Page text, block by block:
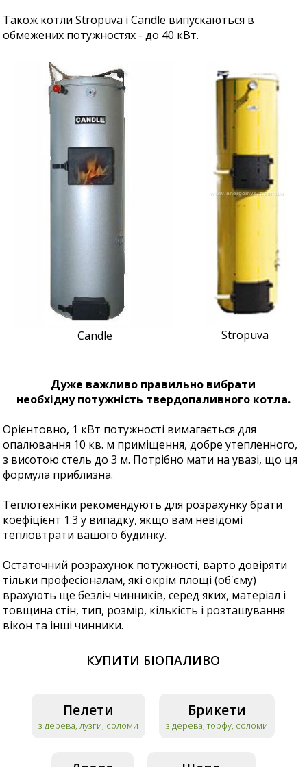
Також котли Stropuva і Candle випускаються в
обмежених потужностях - до 40 кВт.
Candle Stropuva
Дуже важливо правильно вибрати
необхідну потужність твердопаливного котла.
Орієнтовно, 1 кВт потужності вимагається для
опалювання 10 кв. м приміщення, добре утепленного,
з висотою стель до 3 м. Потрібно мати на увазі, що ця
формула приблизна.
Теплотехніки рекомендують для розрахунку брати
коефіцієнт 1.3 у випадку, якщо вам невідомі
тепловтрати вашого будинку.
Остаточний розрахунок потужності, варто довіряти
тільки професіоналам, які окрім площі (об'єму)
врахують ще безліч чинників, серед яких, матеріал і
товщина стін, тип, розмір, кількість і розташування
вікон та інші чинники.
КУПИТИ БІОПАЛИВО
Пелети
з дерева, лузги, соломи
Брикети
з дерева, торфу, соломи